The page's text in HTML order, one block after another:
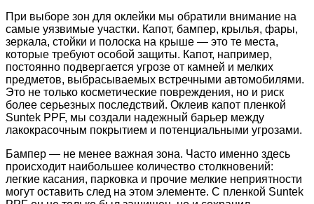
При выборе зон для оклейки мы обратили внимание на
самые уязвимые участки. Капот, бампер, крылья, фары,
зеркала, стойки и полоска на крыше — это те места,
которые требуют особой защиты. Капот, например,
постоянно подвергается угрозе от камней и мелких
предметов, выбрасываемых встречными автомобилями.
Это не только косметические повреждения, но и риск
более серьезных последствий. Оклеив капот пленкой
Suntek PPF, мы создали надежный барьер между
лакокрасочным покрытием и потенциальными угрозами.
Бампер — не менее важная зона. Часто именно здесь
происходит наибольшее количество столкновений:
легкие касания, парковка и прочие мелкие неприятности
могут оставить след на этом элементе. С пленкой Suntek